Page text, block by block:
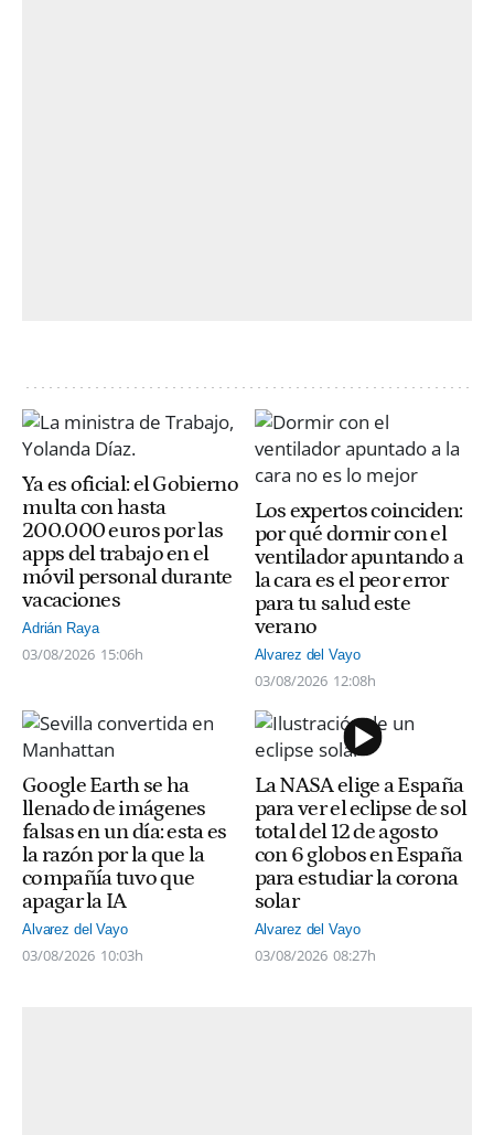
Ya es oficial: el Gobierno
multa con hasta
200.000 euros por las
apps del trabajo en el
móvil personal durante
vacaciones
Adrián Raya
03/08/2026 15:06h
Los expertos coinciden:
por qué dormir con el
ventilador apuntando a
la cara es el peor error
para tu salud este
verano
Alvarez del Vayo
03/08/2026 12:08h
Google Earth se ha
llenado de imágenes
falsas en un día: esta es
la razón por la que la
compañía tuvo que
apagar la IA
Alvarez del Vayo
03/08/2026 10:03h
La NASA elige a España
para ver el eclipse de sol
total del 12 de agosto
con 6 globos en España
para estudiar la corona
solar
Alvarez del Vayo
03/08/2026 08:27h